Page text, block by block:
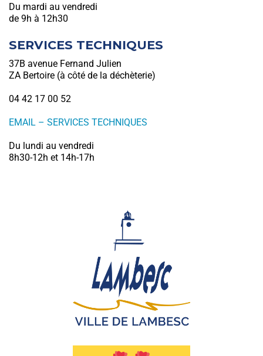
Du mardi au vendredi
de 9h à 12h30
SERVICES TECHNIQUES
37B avenue Fernand Julien
ZA Bertoire (à côté de la déchèterie)
04 42 17 00 52
EMAIL – SERVICES TECHNIQUES
Du lundi au vendredi
8h30-12h et 14h-17h